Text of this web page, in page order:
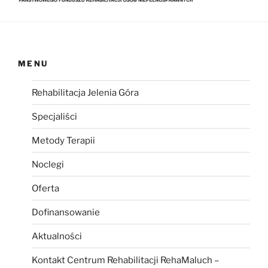
MENU
Rehabilitacja Jelenia Góra
Specjaliści
Metody Terapii
Noclegi
Oferta
Dofinansowanie
Aktualności
Kontakt Centrum Rehabilitacji RehaMaluch –